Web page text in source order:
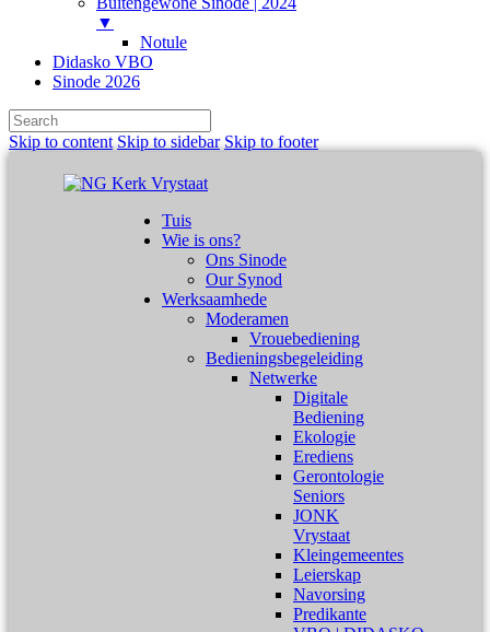
▼
Notule
Didasko VBO
Sinode 2026
Skip to content Skip to sidebar Skip to footer
Tuis
Wie is ons?
Ons Sinode
Our Synod
Werksaamhede
Moderamen
Vrouebediening
Bedieningsbegeleiding
Netwerke
Digitale
Bediening
Ekologie
Erediens
Gerontologie
Seniors
JONK
Vrystaat
Kleingemeentes
Leierskap
Navorsing
Predikante